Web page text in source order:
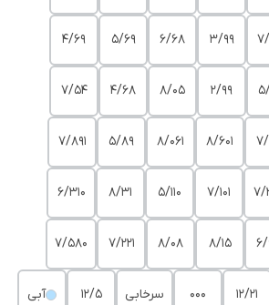
3/99
6/68
5/69
4/69
2/99
8/05
4/68
7/54
7/
8/601
8/061
5/89
7/891
7/
7/101
5/110
8/31
6/310
6/
8/15
8/08
7/221
7/580
12/21
000 سرخابی 12/5 آبی